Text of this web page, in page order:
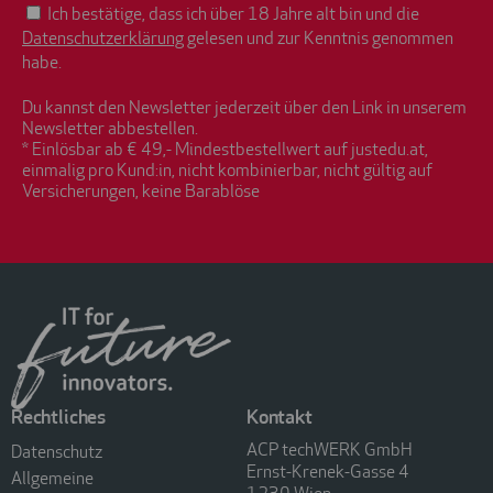
Ich bestätige, dass ich über 18 Jahre alt bin und die
Datenschutzerklärunggelesen und zur Kenntnis genommen
habe.
Du kannst den Newsletter jederzeit über den Link in unserem
Newsletter abbestellen.
* Einlösbar ab € 49,- Mindestbestellwert auf justedu.at,
einmalig pro Kund:in, nicht kombinierbar, nicht gültig auf
Versicherungen, keine Barablöse
Rechtliches
Datenschutz
Allgemeine
Kontakt
ACP techWERK GmbH
Ernst-Krenek-Gasse 4